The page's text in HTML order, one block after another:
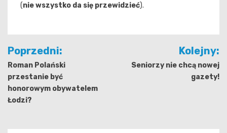
(nie wszystko da się przewidzieć).
Nawigacja
wpisu
Poprzedni:
Roman Polański
przestanie być
honorowym obywatelem
Łodzi?
Kolejny:
Seniorzy nie chcą nowej
gazety!